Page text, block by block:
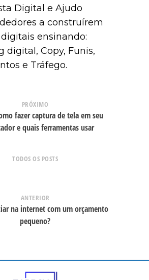
Digital e Ajudo
a construírem
ensinando:
digital, Copy, Funis,
e Tráfego.
PRÓXIMO
fazer captura de tela em seu
e quais ferramentas usar
TODOS OS POSTS
ANTERIOR
na internet com um orçamento
pequeno?